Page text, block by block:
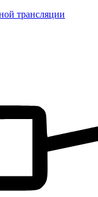
трансляции